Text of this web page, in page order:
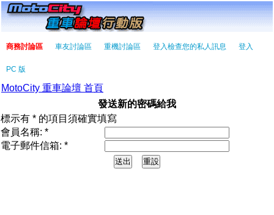
商務討論區 車友討論區 重機討論區 登入檢查您的私人訊息 登入
PC 版
MotoCity 重車論壇 首頁
發送新的密碼給我
標示有 * 的項目須確實填寫
會員名稱: *
電子郵件信箱: *